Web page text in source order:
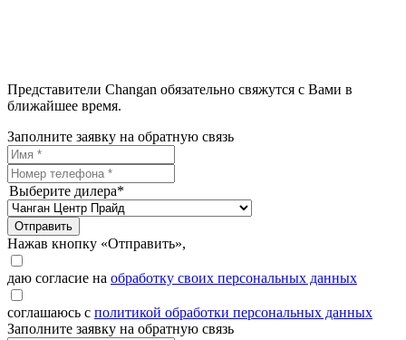
Представители Changan обязательно свяжутся с Вами в
ближайшее время.
Заполните заявку на обратную связь
Выберите дилера*
Отправить
Нажав кнопку «Отправить»,
даю согласие на обработку своих персональных данных
соглашаюсь с политикой обработки персональных данных
Заполните заявку на обратную связь